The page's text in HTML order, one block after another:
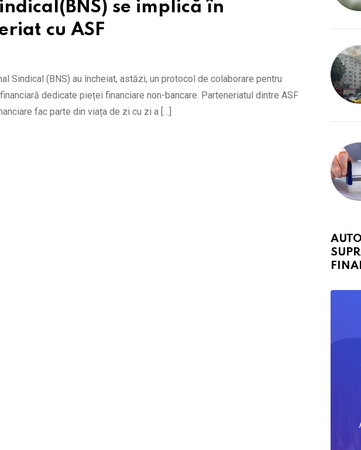
se implică în
cu ASF
Sindical (BNS) au încheiat, astăzi, un protocol de colaborare pentru
dedicate pieței financiare non-bancare. Parteneriatul dintre ASF
fac parte din viața de zi cu zi a […]